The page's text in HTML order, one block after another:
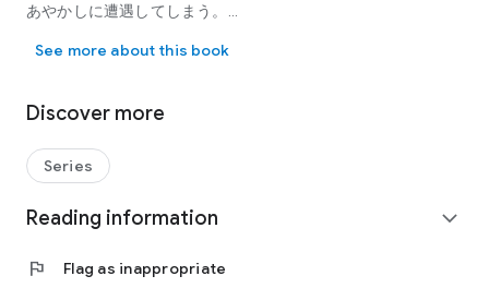
あやかしに遭遇してしまう。
いる麗しき神鬼（しんき）——暁人に出逢った瞬間、志乃の秘
運命の出逢いからはじまる甘く切ない和風ラブロマンス！
50ページ
See more about this book
Discover more
Series
Reading information expand_more
flag Flag as inappropriate